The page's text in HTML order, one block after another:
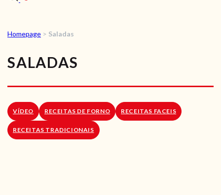
RECEITAS VEGGIE
SOBRE NÓS
LOJA ONLINE
Homepage > Saladas
SALADAS
VÍDEO RECEITAS DE FORNO RECEITAS FACEIS
RECEITAS TRADICIONAIS